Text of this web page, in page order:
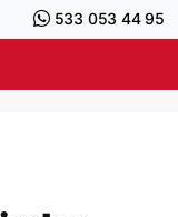
533 053 44 95